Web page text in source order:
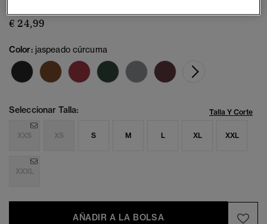
€ 24,99
Color: jaspeado cúrcuma
Seleccionar Talla: Talla Y Corte
XXS XS S M L XL XXL
XXXL
AÑADIR A LA BOLSA